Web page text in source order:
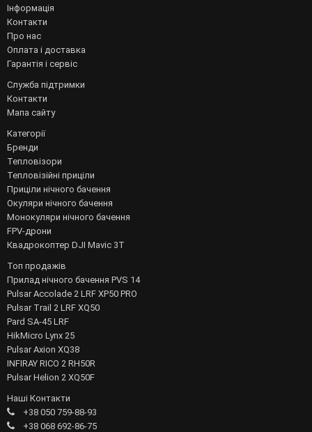
Інформація
Контакти
Про нас
Оплата і доставка
Гарантія і сервіс
Служба підтримки
Контакти
Мапа сайту
Категорії
Бренди
Тепловізори
Тепловізійні приціли
Приціли нічного бачення
Окуляри нічного бачення
Монокуляри нічного бачення
FPV-дрони
Квадрокоптер DJI Mavic 3T
Топ продажів
Прилад нічного бачення PVS 14
Pulsar Accolade 2 LRF XP50 PRO
Pulsar Trail 2 LRF XQ50
Pard SA-45 LRF
HikMicro Lynx 25
Pulsar Axion XQ38
INFIRAY RICO 2 RH50R
Pulsar Helion 2 XQ50F
Наші Контакти
+38 050 759-88-93
+38 068 692-86-75